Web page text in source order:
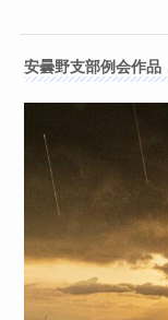
安曇野支部